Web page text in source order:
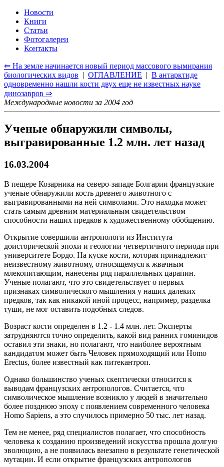
Новости
Книги
Статьи
Фотогалереи
Контакты
⇐ На земле начинается новый период массового вымирания
биологических видов | ОГЛАВЛЕНИЕ | В антарктиде
одновременно нашли кости двух еще не известных науке
динозавров ⇒
Международные новости за 2004 год
Ученые обнаружили символы,
выгравированные 1.2 млн. лет назад
16.03.2004
В пещере Козарника на северо-западе Болгарии французские
ученые обнаружили кость древнего животного с
выгравированными на ней символами. Это находка может
стать самым древним материальным свидетельством
способности наших предков к художественному обобщению.
Открытие совершили антропологи из Института
доисторической эпохи и геологии четвертичного периода при
университете Бордо. На куске кости, которая принадлежит
неизвестному животному, относящемуся к жвачным
млекопитающим, нанесены ряд параллельных царапин.
Ученые полагают, что это свидетельствует о первых
признаках символического мышления у наших далеких
предков, так как никакой иной процесс, например, разделка
туши, не мог оставить подобных следов.
Возраст кости определен в 1.2 - 1.4 млн. лет. Эксперты
затрудняются точно определить, какой вид ранних гоминидов
оставил эти знаки, но полагают, что наиболее вероятным
кандидатом может быть Человек прямоходящий или Homo
Erectus, более известный как питекантроп.
Однако большинство ученых скептически относится к
выводам французских антропологов. Считается, что
символическое мышление возникло у людей в значительно
более позднюю эпоху с появлением современного человека
Homo Sapiens, а это случилось примерно 50 тыс. лет назад.
Тем не менее, ряд специалистов полагает, что способность
человека к созданию произведений искусства прошла долгую
эволюцию, а не появилась внезапно в результате генетической
мутации. И если открытие французских антропологов